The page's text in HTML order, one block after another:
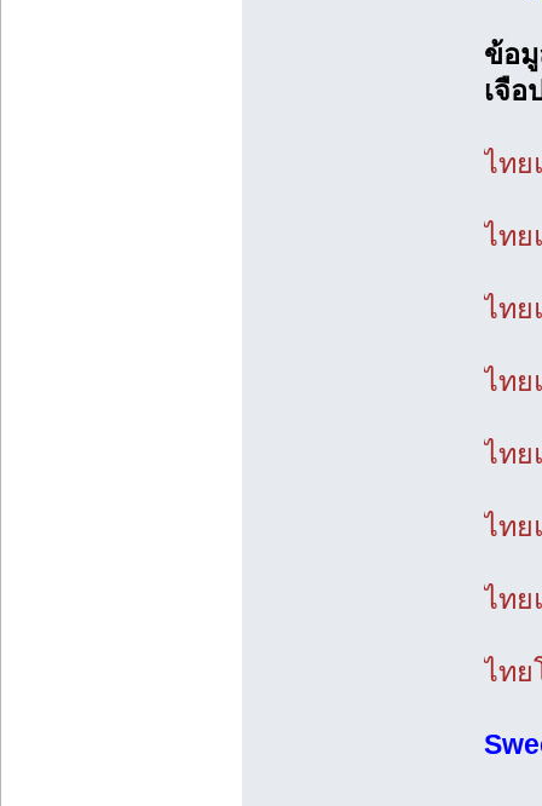
ข้อมู
เจือ
ไทย
ไทย
ไทย
ไทย
ไทย
ไทย
ไทย
ไทย